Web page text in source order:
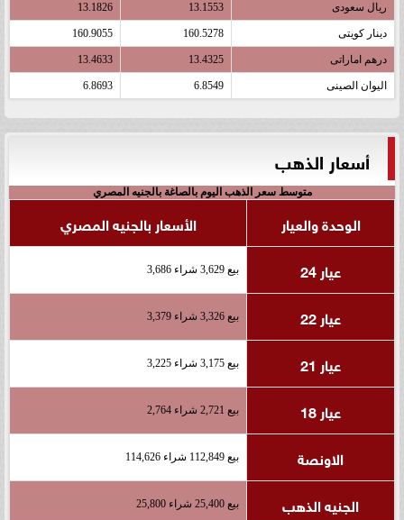
ريال سعودى 13.1553
13.1826
دينار كويتى 160.5278
160.9055
درهم اماراتى 13.4325
13.4633
اليوان الصينى 6.8549
6.8693
أسعار الذهب
متوسط سعر الذهب اليوم بالصاغة بالجنيه المصري
الوحدة والعيار
الأسعار بالجنيه المصري
عيار 24
بيع 3,629 شراء 3,686
عيار 22 بيع 3,326 شراء 3,379
عيار 21 بيع 3,175 شراء 3,225
عيار 18 بيع 2,721 شراء 2,764
الاونصة بيع 112,849 شراء 114,626
الجنيه الذهب بيع 25,400 شراء 25,800